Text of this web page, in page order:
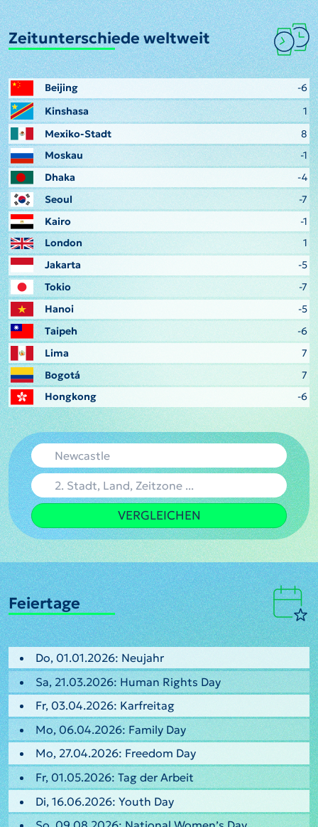
Zeitunterschiede weltweit
Beijing
-6
Kinshasa
1
Mexiko-Stadt
8
Moskau
-1
Dhaka
-4
Seoul
-7
Kairo
-1
London
1
Jakarta
-5
Tokio
-7
Hanoi
-5
Taipeh
-6
Lima
7
Bogotá
7
Hongkong
-6
VERGLEICHEN
Feiertage
Do, 01.01.2026: Neujahr
Sa, 21.03.2026: Human Rights Day
Fr, 03.04.2026: Karfreitag
Mo, 06.04.2026: Family Day
Mo, 27.04.2026: Freedom Day
Fr, 01.05.2026: Tag der Arbeit
Di, 16.06.2026: Youth Day